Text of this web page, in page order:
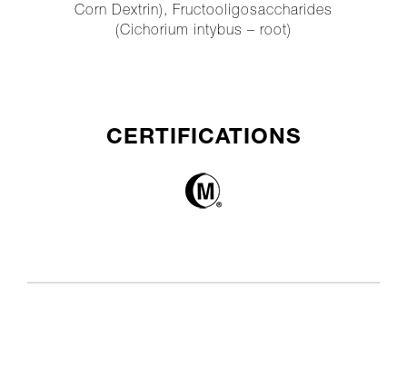
Corn Dextrin), Fructooligosaccharides
(Cichorium intybus – root)
CERTIFICATIONS